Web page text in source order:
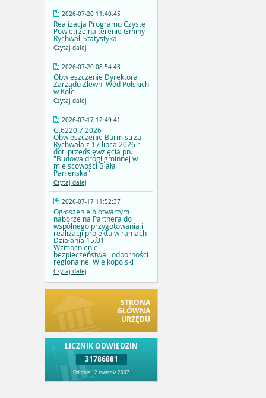
2026-07-20 11:40:45
Realizacja Programu Czyste
Powietrze na terenie Gminy
Rychwał_Statystyka
Czytaj dalej
2026-07-20 08:54:43
Obwieszczenie Dyrektora
Zarządu Zlewni Wód Polskich
w Kole
Czytaj dalej
2026-07-17 12:49:41
G.6220.7.2026
Obwieszczenie Burmistrza
Rychwała z 17 lipca 2026 r.
dot. przedsięwzięcia pn.
"Budowa drogi gminnej w
miejscowości Biała
Panieńska"
Czytaj dalej
2026-07-17 11:52:37
Ogłoszenie o otwartym
naborze na Partnera do
wspólnego przygotowania i
realizacji projektu w ramach
Działania 15.01
Wzmocnienie
bezpieczeństwa i odporności
regionalnej Wielkopolski
Czytaj dalej
STRONA
GŁÓWNA
URZĘDU
LICZNIK ODWIEDZIN
31786881
Od dnia 12 kwietnia 2007